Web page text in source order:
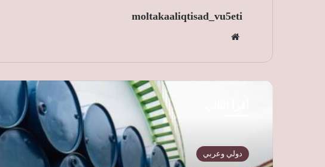
moltakaaliqtisad_vu5eti
الوي
ب
دولي وعربي